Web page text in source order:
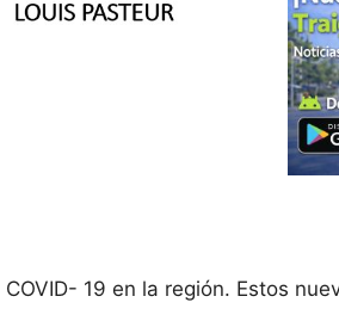
19 en la región. Estos